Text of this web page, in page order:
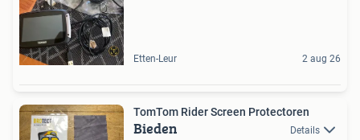
Etten-Leur 2 aug 26
TomTom Rider Screen Protectoren
Bieden Details